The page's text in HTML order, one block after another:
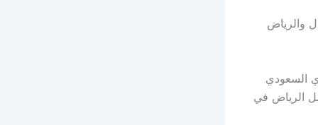
والرياض
السعودي
الرياض في